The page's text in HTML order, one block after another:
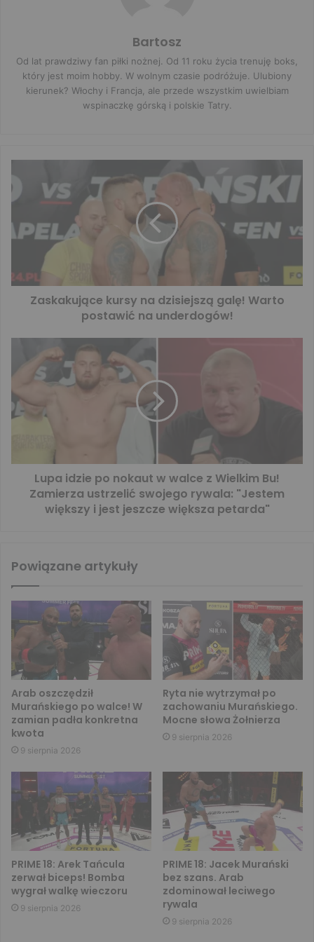
Bartosz
Od lat prawdziwy fan piłki nożnej. Od 11 roku życia trenuję boks,
który jest moim hobby. W wolnym czasie podróżuje. Ulubiony
kierunek? Włochy i Francja, ale przede wszystkim uwielbiam
wspinaczkę górską i polskie Tatry.
Zaskakujące kursy na dzisiejszą galę! Warto
postawić na underdogów!
Lupa idzie po nokaut w walce z Wielkim Bu!
Zamierza ustrzelić swojego rywala: "Jestem
większy i jest jeszcze większa petarda"
Powiązane artykuły
Arab oszczędził
Murańskiego po walce! W
zamian padła konkretna
kwota
9 sierpnia 2026
Ryta nie wytrzymał po
zachowaniu Murańskiego.
Mocne słowa Żołnierza
9 sierpnia 2026
PRIME 18: Arek Tańcula
zerwał biceps! Bomba
wygrał walkę wieczoru
9 sierpnia 2026
PRIME 18: Jacek Murański
bez szans. Arab
zdominował leciwego
rywala
9 sierpnia 2026